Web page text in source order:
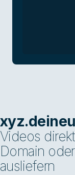
Videos
Domain
ausliefern